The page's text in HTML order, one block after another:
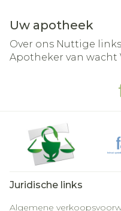
Uw apotheek
Over ons Nuttige links
Apotheker van wacht
Juridische links
Algemene